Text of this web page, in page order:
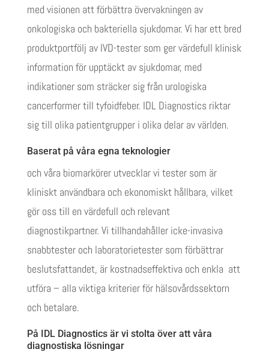
med visionen att förbättra övervakningen av
onkologiska och bakteriella sjukdomar. Vi har ett bred
produktportfölj av IVD-tester som ger värdefull klinisk
information för upptäckt av sjukdomar, med
indikationer som sträcker sig från urologiska
cancerformer till tyfoidfeber. IDL Diagnostics riktar
sig till olika patientgrupper i olika delar av världen.
Baserat på våra egna teknologier
och våra biomarkörer utvecklar vi tester som är
kliniskt användbara och ekonomiskt hållbara, vilket
gör oss till en värdefull och relevant
diagnostikpartner. Vi tillhandahåller icke-invasiva
snabbtester och laboratorietester som förbättrar
beslutsfattandet, är kostnadseffektiva och enkla att
utföra – alla viktiga kriterier för hälsovårdssektorn
och betalare.
På IDL Diagnostics är vi stolta över att våra
diagnostiska lösningar